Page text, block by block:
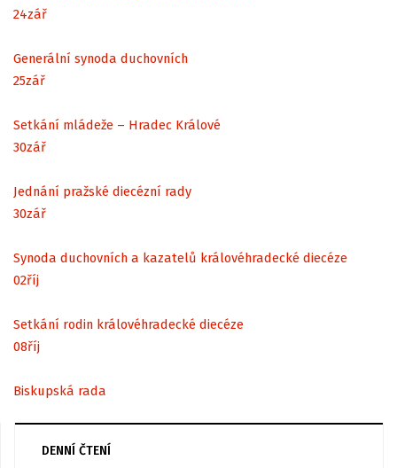
24zář
Generální synoda duchovních
25zář
Setkání mládeže – Hradec Králové
30zář
Jednání pražské diecézní rady
30zář
Synoda duchovních a kazatelů královéhradecké diecéze
02říj
Setkání rodin královéhradecké diecéze
08říj
Biskupská rada
DENNÍ ČTENÍ